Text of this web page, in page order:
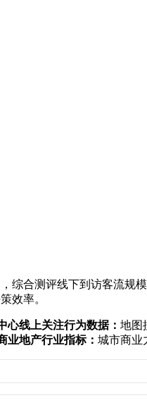
综合测评线下到访客流规
效率。
心线上关注行为数据： 地图
业地产行业指标： 城市商业